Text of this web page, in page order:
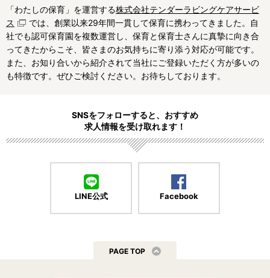
「わたしの保育」を運営する株式会社テンダーラビングケアサービ
ス
では、創業以来29年間一貫して保育に携わってきました。自
社でも認可保育園を複数運営し、保育と保育士さんに真摯に向き合
ってきたからこそ、皆さまのお気持ちに寄り添う対応が可能です。
また、お知り合いから紹介されて当社にご登録いただく方が多いの
も特徴です。ぜひご検討ください。お待ちしております。
SNSをフォローすると、おすすめ
求人情報を受け取れます！
LINE公式 Facebook
PAGE TOP